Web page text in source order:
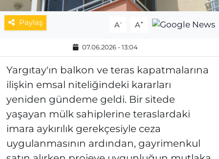
Paylaş A- A+
07.06.2026 - 13:04
Yargıtay'ın balkon ve teras kapatmalarına
ilişkin emsal niteliğindeki kararları
yeniden gündeme geldi. Bir sitede
yaşayan mülk sahiplerine teraslardaki
imara aykırılık gerekçesiyle ceza
uygulanmasının ardından, gayrimenkul